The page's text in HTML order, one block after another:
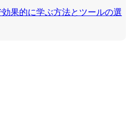
果的に学ぶ方法とツールの選